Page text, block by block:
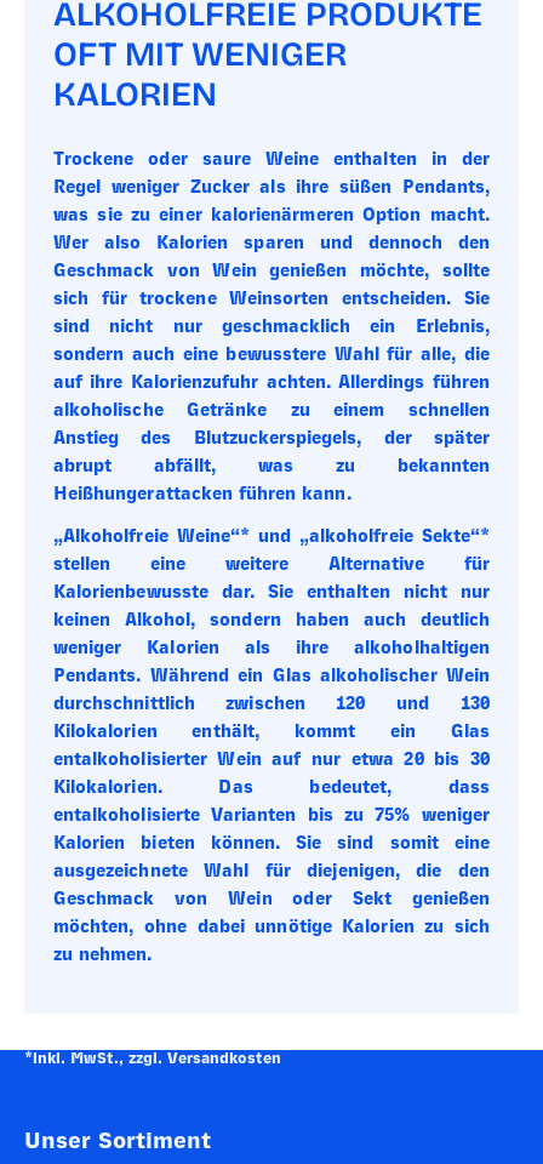
ALKOHOLFREIE PRODUKTE
OFT MIT WENIGER
KALORIEN
Trockene oder saure Weine enthalten in der
Regel weniger Zucker als ihre süßen Pendants,
was sie zu einer kalorienärmeren Option macht.
Wer also Kalorien sparen und dennoch den
Geschmack von Wein genießen möchte, sollte
sich für trockene Weinsorten entscheiden. Sie
sind nicht nur geschmacklich ein Erlebnis,
sondern auch eine bewusstere Wahl für alle, die
auf ihre Kalorienzufuhr achten. Allerdings führen
alkoholische Getränke zu einem schnellen
Anstieg des Blutzuckerspiegels, der später
abrupt abfällt, was zu bekannten
Heißhungerattacken führen kann.
„Alkoholfreie Weine“* und „alkoholfreie Sekte“*
stellen eine weitere Alternative für
Kalorienbewusste dar. Sie enthalten nicht nur
keinen Alkohol, sondern haben auch deutlich
weniger Kalorien als ihre alkoholhaltigen
Pendants. Während ein Glas alkoholischer Wein
durchschnittlich zwischen 120 und 130
Kilokalorien enthält, kommt ein Glas
entalkoholisierter Wein auf nur etwa 20 bis 30
Kilokalorien. Das bedeutet, dass
entalkoholisierte Varianten bis zu 75% weniger
Kalorien bieten können. Sie sind somit eine
ausgezeichnete Wahl für diejenigen, die den
Geschmack von Wein oder Sekt genießen
möchten, ohne dabei unnötige Kalorien zu sich
zu nehmen.
*inkl. MwSt., zzgl. Versandkosten
Unser Sortiment